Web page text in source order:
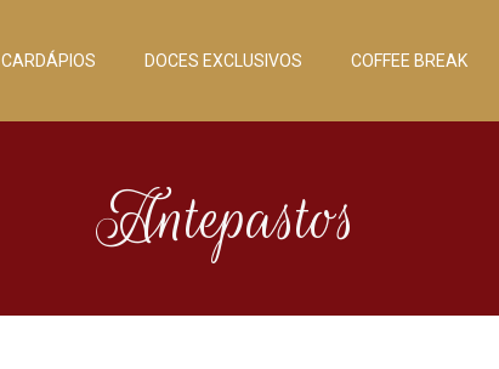
CARDÁPIOS DOCES EXCLUSIVOS COFFEE BREAK
Antepastos